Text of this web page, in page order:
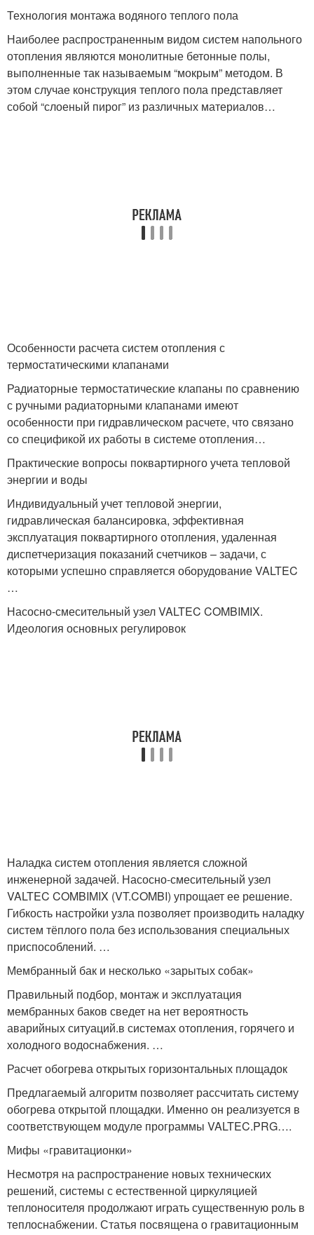
Технология монтажа водяного теплого пола
Наиболее распространенным видом систем напольного
отопления являются монолитные бетонные полы,
выполненные так называемым “мокрым” методом. В
этом случае конструкция теплого пола представляет
собой “слоеный пирог” из различных материалов…
Особенности расчета систем отопления с
термостатическими клапанами
Радиаторные термостатические клапаны по сравнению
с ручными радиаторными клапанами имеют
особенности при гидравлическом расчете, что связано
со спецификой их работы в системе отопления…
Практические вопросы поквартирного учета тепловой
энергии и воды
Индивидуальный учет тепловой энергии,
гидравлическая балансировка, эффективная
эксплуатация поквартирного отопления, удаленная
диспетчеризация показаний счетчиков – задачи, с
которыми успешно справляется оборудование VALTEC
…
Насосно-смесительный узел VALTEC COMBIMIX.
Идеология основных регулировок
Наладка систем отопления является сложной
инженерной задачей. Насосно-смесительный узел
VALTEC COMBIMIX (VT.COMBI) упрощает ее решение.
Гибкость настройки узла позволяет производить наладку
систем тёплого пола без использования специальных
приспособлений. …
Мембранный бак и несколько «зарытых собак»
Правильный подбор, монтаж и эксплуатация
мембранных баков сведет на нет вероятность
аварийных ситуаций.в системах отопления, горячего и
холодного водоснабжения. …
Расчет обогрева открытых горизонтальных площадок
Предлагаемый алгоритм позволяет рассчитать систему
обогрева открытой площадки. Именно он реализуется в
соответствующем модуле программы VALTEC.PRG….
Мифы «гравитационки»
Несмотря на распространение новых технических
решений, системы с естественной циркуляцией
теплоносителя продолжают играть существенную роль в
теплоснабжении. Статья посвящена о гравитационным